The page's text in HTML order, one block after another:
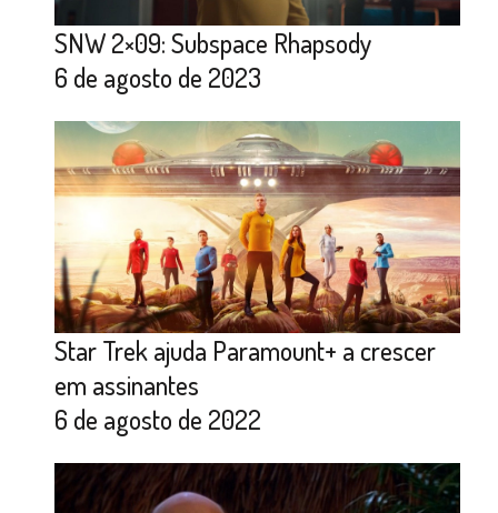
SNW 2×09: Subspace Rhapsody
6 de agosto de 2023
Star Trek ajuda Paramount+ a crescer
em assinantes
6 de agosto de 2022